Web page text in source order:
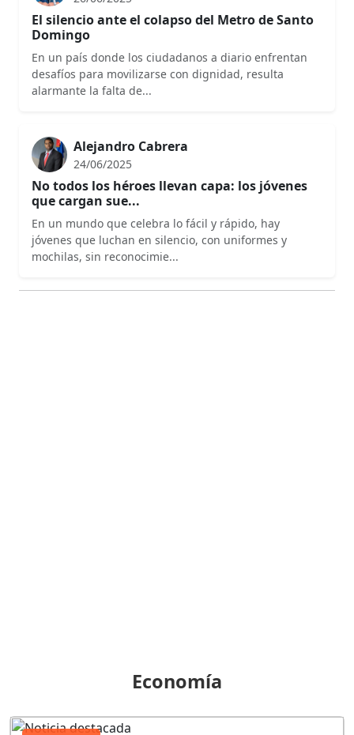
El silencio ante el colapso del Metro de Santo
Domingo
En un país donde los ciudadanos a diario enfrentan
desafíos para movilizarse con dignidad, resulta
alarmante la falta de...
Alejandro Cabrera
24/06/2025
No todos los héroes llevan capa: los jóvenes
que cargan sue...
En un mundo que celebra lo fácil y rápido, hay
jóvenes que luchan en silencio, con uniformes y
mochilas, sin reconocimie...
Economía